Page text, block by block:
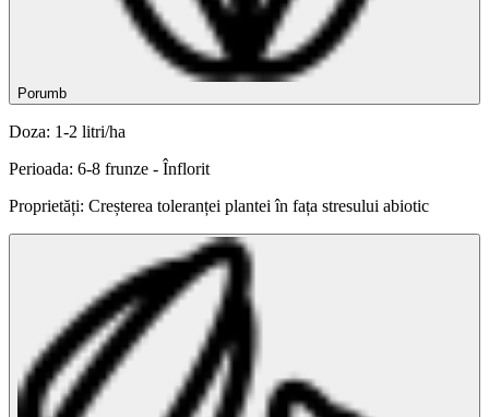
Porumb
Doza: 1-2 litri/ha
Perioada: 6-8 frunze - Înflorit
Proprietăți: Creșterea toleranței plantei în fața stresului abiotic